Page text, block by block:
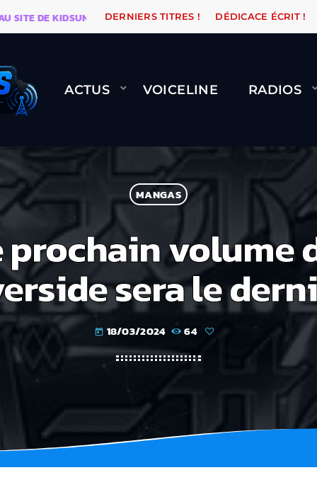
DE KIDSUNE WARÉTRO ORANGE ROAD QUI
DERNIERS TITRES ! DÉDICACE ÉCRIT !
ACTUS VOICELINE RADIOS
MANGAS
prochain volume
sera le
today 18/03/2024 64